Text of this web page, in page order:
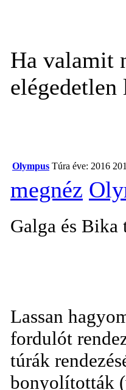
Ha valamit
elégedetlen
Olympus Túra éve: 2016
megnéz
Galga és Bika
Lassan
fordulót
túrák
bonyolították